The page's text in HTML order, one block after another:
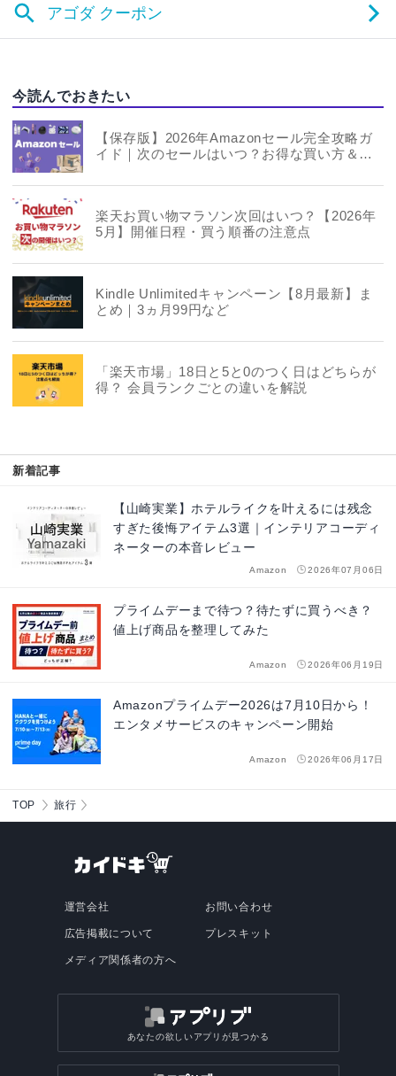
今読んでおきたい
【保存版】2026年Amazonセール完全攻略ガ
イド｜次のセールはいつ？お得な買い方＆年
楽天お買い物マラソン次回はいつ？【2026年
5月】開催日程・買う順番の注意点
Kindle Unlimitedキャンペーン【8月最新】ま
とめ｜3ヵ月99円など
「楽天市場」18日と5と0のつく日はどちらが
得？ 会員ランクごとの違いを解説
新着記事
【山崎実業】ホテルライクを叶えるには残念
すぎた後悔アイテム3選｜インテリアコーディ
ネーターの本音レビュー
Amazon 2026年07月06日
プライムデーまで待つ？待たずに買うべき？
値上げ商品を整理してみた
Amazon 2026年06月19日
Amazonプライムデー2026は7月10日から！
エンタメサービスのキャンペーン開始
Amazon 2026年06月17日
TOP 旅行
運営会社
広告掲載について
メディア関係者の方へ
お問い合わせ
プレスキット
あなたの欲しいアプリが見つかる